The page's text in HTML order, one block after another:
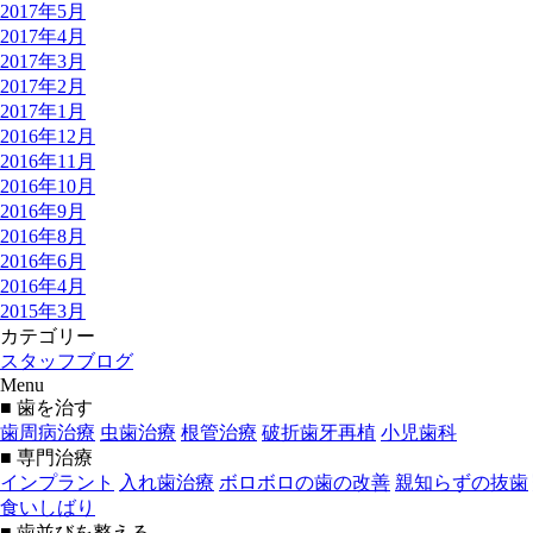
2017年5月
2017年4月
2017年3月
2017年2月
2017年1月
2016年12月
2016年11月
2016年10月
2016年9月
2016年8月
2016年6月
2016年4月
2015年3月
カテゴリー
スタッフブログ
Menu
■ 歯を治す
歯周病治療 虫歯治療 根管治療 破折歯牙再植 小児歯科
■ 専門治療
インプラント
入れ歯治療 ボロボロの歯の改善 親知らずの抜歯
食いしばり